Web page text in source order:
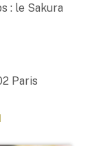
: le Sakura
Paris